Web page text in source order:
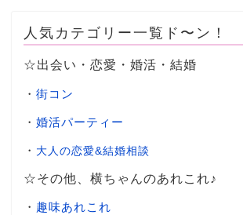
人気カテゴリー一覧ド〜ン！
☆出会い・恋愛・婚活・結婚
・ 街コン
・ 婚活パーティー
・ 大人の恋愛&結婚相談
☆その他、横ちゃんのあれこれ♪
・ 趣味あれこれ